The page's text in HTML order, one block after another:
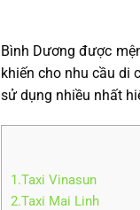
Bình Dương được
khiến cho nhu cầu di
sử dụng nhiều nhất
1.Taxi Vinasun
2.Taxi Mai Linh